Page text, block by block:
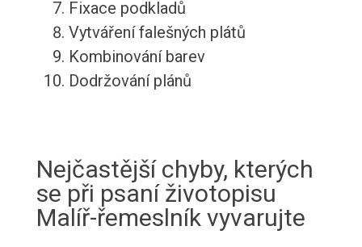
Fixace podkladů
Vytváření falešných plátů
Kombinování barev
Dodržování plánů
Nejčastější chyby, kterých
se při psaní životopisu
Malíř-řemeslník vyvarujte